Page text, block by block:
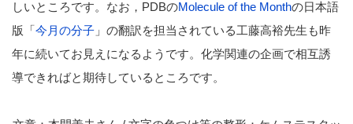
しいところです。なお，PDBのMolecule of the Monthの日本語
版「 今月の分子 」の翻訳を担当されている工藤高裕先生も昨
年に続いてお見えになるようです。化学関連の企画で相互誘
導できればと期待しているところです。